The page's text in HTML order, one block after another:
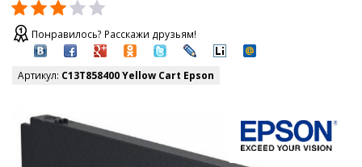
Понравилось? Расскажи друзьям!
Артикул: C13T858400 Yellow Cart Epson